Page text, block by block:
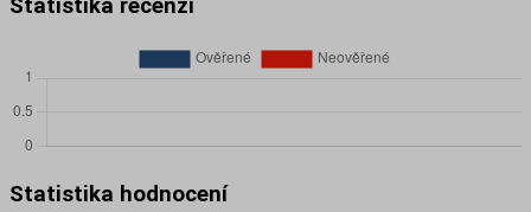
Statistika recenzí
Statistika hodnocení